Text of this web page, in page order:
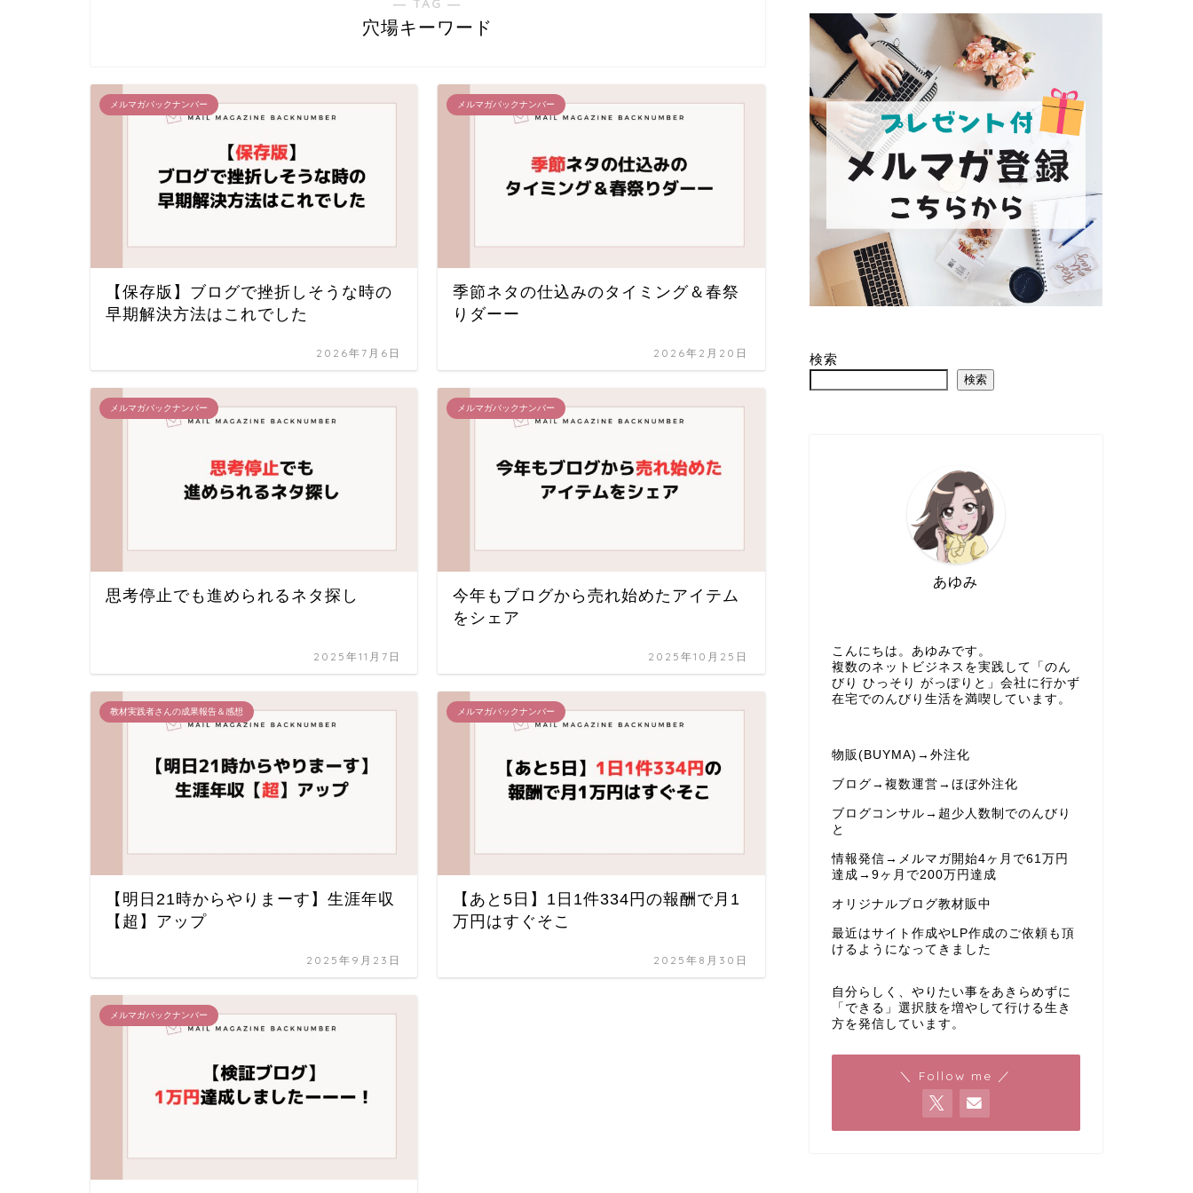
穴場キーワード
メルマガバックナンバー
【保存版】ブログで挫折しそうな時の
早期解決方法はこれでした
2026年7月6日
メルマガバックナンバー
季節ネタの仕込みのタイミング＆春祭
りダーー
2026年2月20日
メルマガバックナンバー
思考停止でも進められるネタ探し
2025年11月7日
メルマガバックナンバー
今年もブログから売れ始めたアイテム
をシェア
2025年10月25日
教材実践者さんの成果報告＆感想
【明日21時からやりまーす】生涯年収
【超】アップ
2025年9月23日
メルマガバックナンバー
【あと5日】1日1件334円の報酬で月1
万円はすぐそこ
2025年8月30日
メルマガバックナンバー
検索
検索
あゆみ
こんにちは。あゆみです。
複数のネットビジネスを実践して「のん
びり ひっそり がっぽりと」会社に行かず
在宅でのんびり生活を満喫しています。
物販(BUYMA)→外注化
ブログ→複数運営→ほぼ外注化
ブログコンサル→超少人数制でのんびり
と
情報発信→メルマガ開始4ヶ月で61万円
達成→9ヶ月で200万円達成
オリジナルブログ教材販中
最近はサイト作成やLP作成のご依頼も頂
けるようになってきました
自分らしく、やりたい事をあきらめずに
「できる」選択肢を増やして行ける生き
方を発信しています。
＼ Follow me ／